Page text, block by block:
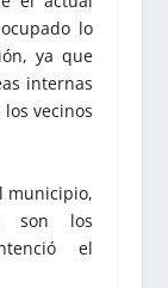
lo
ya que
internas
vecinos
municipio,
son los
el